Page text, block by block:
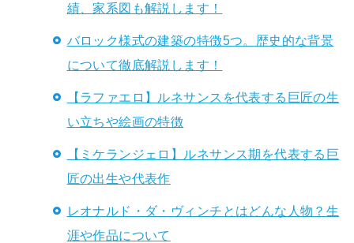
績、家系図も解説します！
バロック様式の建築の特徴5つ。歴史的な背景
について徹底解説します！
【ラファエロ】ルネサンスを代表する巨匠の生
い立ちや絵画の特徴
【ミケランジェロ】ルネサンス期を代表する巨
匠の出生や代表作
レオナルド・ダ・ヴィンチとはどんな人物？生
涯や作品について